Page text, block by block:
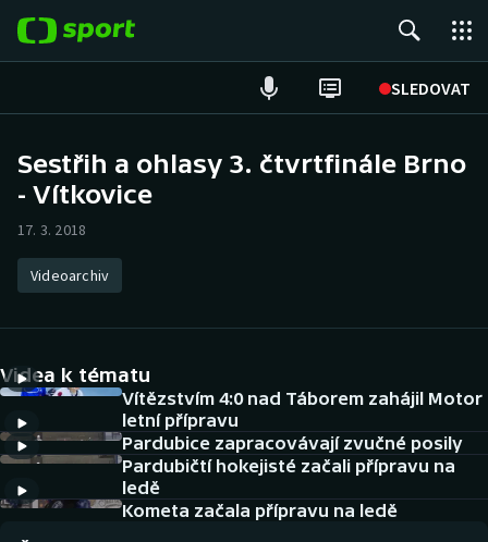
SLEDOVAT
Hokej
Atletika
DALŠÍ SPORTY
Americký fotbal
Baseball a softbal
NEPŘEHLÉDNĚTE
Soutěže
Sestřih a ohlasy 3. čtvrtfinále Brno
- Vítkovice
17. 3. 2018
Videoarchiv
Videa k tématu
Vítězstvím 4:0 nad Táborem zahájil Motor
letní přípravu
Pardubice zapracovávají zvučné posily
Pardubičtí hokejisté začali přípravu na
ledě
Kometa začala přípravu na ledě